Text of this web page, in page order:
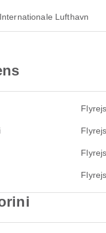
Lufthavn